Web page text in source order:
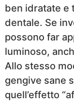
ben idratate e
dentale. Se
possono far
luminoso,
Allo stesso
gengive sane
quell’effetto